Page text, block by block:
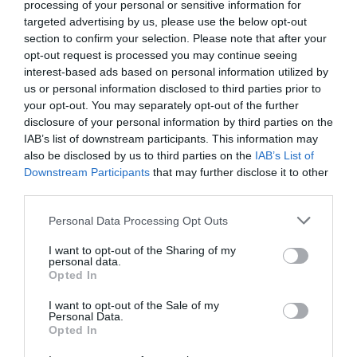
processing of your personal or sensitive information for
targeted advertising by us, please use the below opt-out
section to confirm your selection. Please note that after your
opt-out request is processed you may continue seeing
interest-based ads based on personal information utilized by
us or personal information disclosed to third parties prior to
your opt-out. You may separately opt-out of the further
disclosure of your personal information by third parties on the
IAB’s list of downstream participants. This information may
also be disclosed by us to third parties on the IAB’s List of
Downstream Participants that may further disclose it to other
Personal Data Processing Opt Outs
I want to opt-out of the Sharing of my
personal data.
Opted In
I want to opt-out of the Sale of my
Personal Data.
Opted In
encuestados consultan al farmacéutico a causa de los
problemas dermatológicos relacionados con su
actividad laboral, y más de la mitad de los trabajadores
se enfrentan a los síntomas sin acudir a la consulta de
un especialista.
Entre quienes sí lo hacen, más del 75% de los
encuestados declaran haber tardado una semana o más
en acudir a un profesional para abordar los problemas
dermatológicos relacionados con su actividad laboral.
Entre los encuestados, las profesiones más
representadas fueron administrativos, docentes,
dependientes de comercios, funcionarios y médicos.
También se recogió información sobre condiciones de
trabajo y salud dermatológica de agricultores,
deportistas, profesionales de la jardinería y de la
construcción.